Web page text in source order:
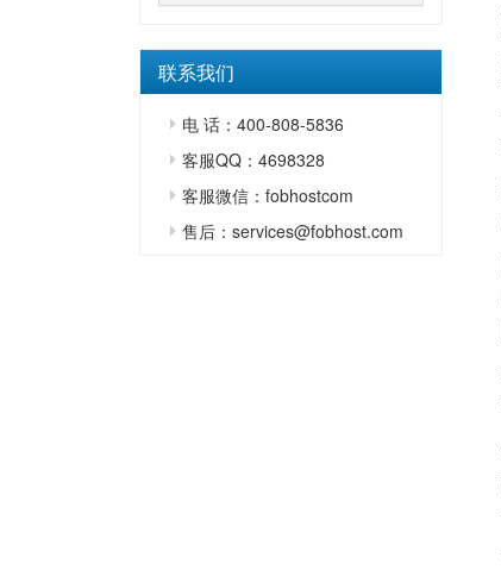
联系我们
电 话：400-808-5836
客服QQ：4698328
客服微信：fobhostcom
售后：services@fobhost.com